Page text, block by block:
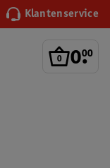
Klantenservice
0.
00